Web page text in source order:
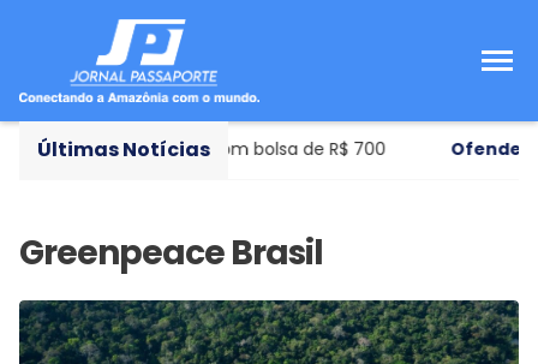
Últimas Notícias
municipal de ensino com bolsa de R$ 700 Ofendeu